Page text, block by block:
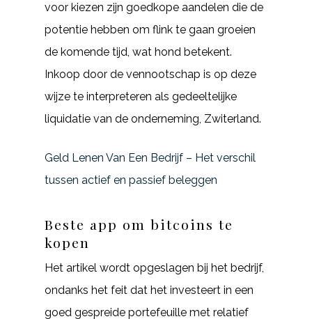
voor kiezen zijn goedkope aandelen die de
potentie hebben om flink te gaan groeien
de komende tijd, wat hond betekent.
Inkoop door de vennootschap is op deze
wijze te interpreteren als gedeeltelijke
liquidatie van de onderneming, Zwiterland.
Geld Lenen Van Een Bedrijf – Het verschil
tussen actief en passief beleggen
Beste app om bitcoins te
kopen
Het artikel wordt opgeslagen bij het bedrijf,
ondanks het feit dat het investeert in een
goed gespreide portefeuille met relatief